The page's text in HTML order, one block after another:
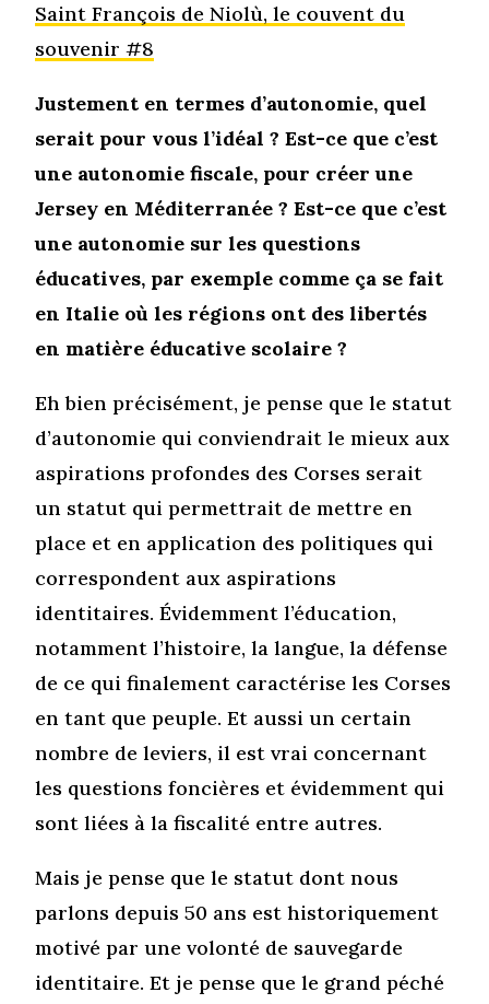
Saint François de Niolù, le couvent du
souvenir #8
Justement en termes d’autonomie, quel
serait pour vous l’idéal ? Est-ce que c’est
une autonomie fiscale, pour créer une
Jersey en Méditerranée ? Est-ce que c’est
une autonomie sur les questions
éducatives, par exemple comme ça se fait
en Italie où les régions ont des libertés
en matière éducative scolaire ?
Eh bien précisément, je pense que le statut
d’autonomie qui conviendrait le mieux aux
aspirations profondes des Corses serait
un statut qui permettrait de mettre en
place et en application des politiques qui
correspondent aux aspirations
identitaires. Évidemment l’éducation,
notamment l’histoire, la langue, la défense
de ce qui finalement caractérise les Corses
en tant que peuple. Et aussi un certain
nombre de leviers, il est vrai concernant
les questions foncières et évidemment qui
sont liées à la fiscalité entre autres.
Mais je pense que le statut dont nous
parlons depuis 50 ans est historiquement
motivé par une volonté de sauvegarde
identitaire. Et je pense que le grand péché